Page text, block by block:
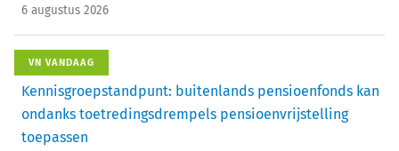
6 augustus 2026
VN VANDAAG
Kennisgroepstandpunt: buitenlands pensioenfonds kan
ondanks toetredingsdrempels pensioenvrijstelling
toepassen